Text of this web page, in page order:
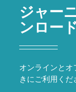
ジャー
ンロー
オンラインとオ
きにご利用くだ